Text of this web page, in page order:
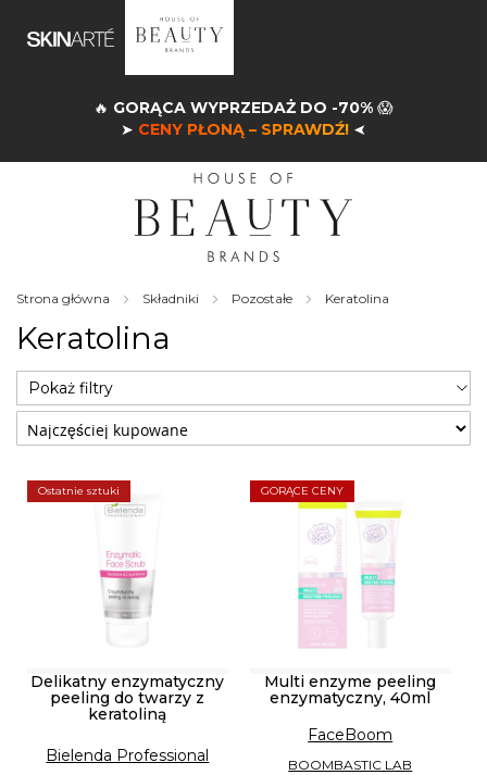
🔥 GORĄCA WYPRZEDAŻ DO -70% 😱
➤ CENY PŁONĄ – SPRAWDŹ! ➤
Strona główna Składniki Pozostałe Keratolina
Keratolina
Ostatnie sztuki
Delikatny enzymatyczny
peeling do twarzy z
keratoliną
Bielenda Professional
GORĄCE CENY
Multi enzyme peeling
enzymatyczny, 40ml
FaceBoom
BOOMBASTIC LAB
Pokaż filtry